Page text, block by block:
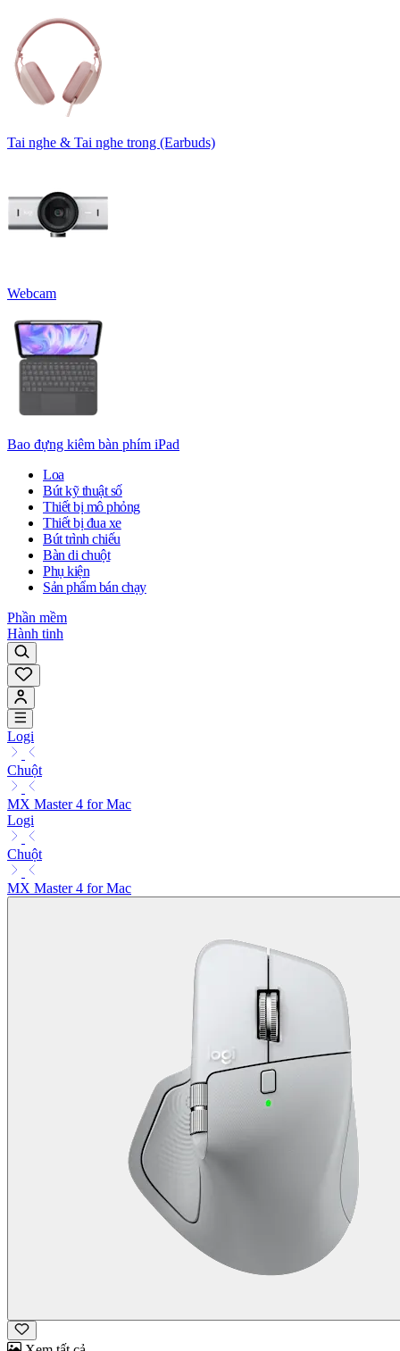
Tai nghe & Tai nghe trong (Earbuds)
Webcam
Bao đựng kiêm bàn phím iPad
Loa
Bút kỹ thuật số
Thiết bị mô phỏng
Thiết bị đua xe
Bút trình chiếu
Bàn di chuột
Phụ kiện
Sản phẩm bán chạy
Phần mềm
Hành tinh
Logi
Chuột
MX Master 4 for Mac
Logi
Chuột
MX Master 4 for Mac